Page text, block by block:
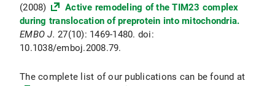
(2008)
Active remodeling of the TIM23 complex
during translocation of preprotein into mitochondria.
EMBO J. 27(10): 1469-1480. doi:
10.1038/emboj.2008.79.
The complete list of our publications can be found at